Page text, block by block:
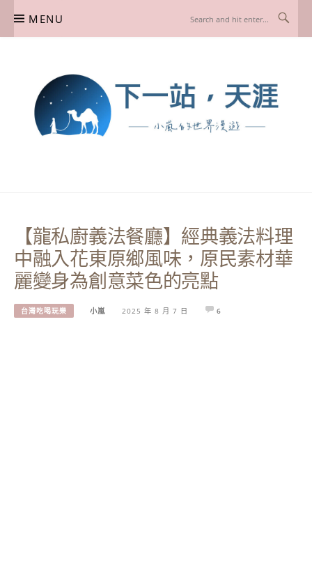
MENU
【龍私廚義法餐廳】經典義法料理
中融入花東原鄉風味，原民素材華
麗變身為創意菜色的亮點
台灣吃喝玩樂 小嵐 2025 年 8 月 7 日 6